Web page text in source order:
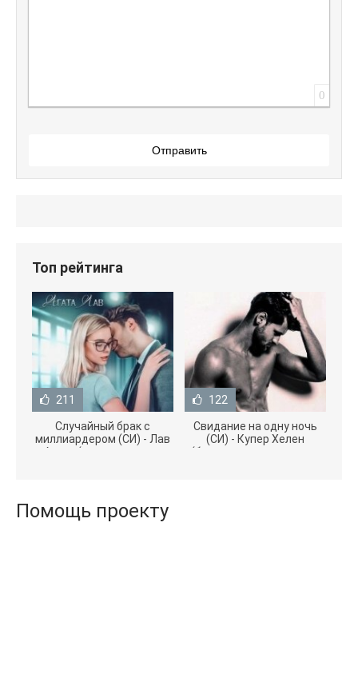
0
Отправить
Топ рейтинга
211
Случайный брак с
миллиардером (СИ) - Лав
Агата (полная версия
122
Свидание на одну ночь
(СИ) - Купер Хелен
(бесплатные серии книг
Помощь проекту